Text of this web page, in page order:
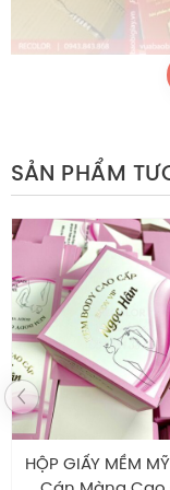
Chính sách
Tự hào là nhà máy
bì giấy với diện
nghiệm, trang thiết
nghiệp, tay nghề
luôn cung cấp cho
giấy, hộp
RECOLORkhách
SẢN PHẨM
HỘP GIẤY MỀM